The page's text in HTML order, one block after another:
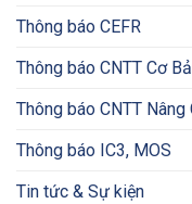
Thông báo CEFR
Thông báo CNTT Cơ
Thông báo CNTT Nâng
Thông báo IC3, MOS
Tin tức & Sự kiện